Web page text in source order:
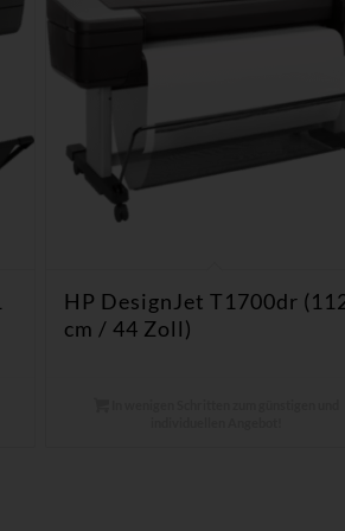
HP DesignJet T1700dr
cm / 44 Zoll)